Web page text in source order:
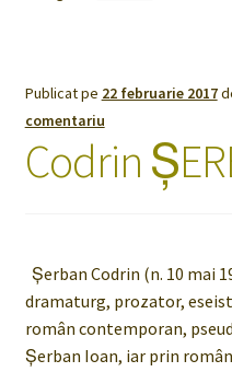
Publicat pe 22 februarie 2017
comentariu
Codrin
Şerban Codrin (n. 10 mai
dramaturg, prozator,
român contemporan,
Şerban Ioan, iar prin